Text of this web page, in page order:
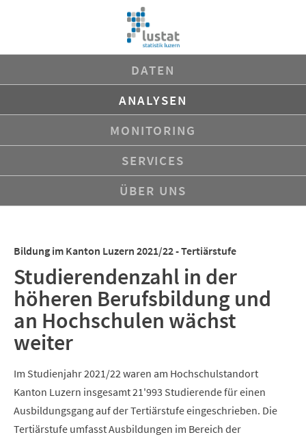
DATEN
ANALYSEN
MONITORING
SERVICES
ÜBER UNS
Bildung im Kanton Luzern 2021/22 - Tertiärstufe
Studierendenzahl in der
höheren Berufsbildung und
an Hochschulen wächst
weiter
Im Studienjahr 2021/22 waren am Hochschulstandort
Kanton Luzern insgesamt 21'993 Studierende für einen
Ausbildungsgang auf der Tertiärstufe eingeschrieben. Die
Tertiärstufe umfasst Ausbildungen im Bereich der